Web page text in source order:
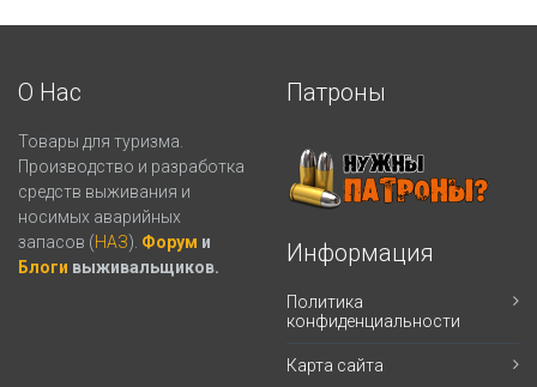
О Нас
Товары для туризма.
Производство и разработка
средств выживания и
носимых аварийных
запасов (НАЗ). Форум и
Блоги выживальщиков.
Патроны
Информация
Политика
конфиденциальности
Карта сайта